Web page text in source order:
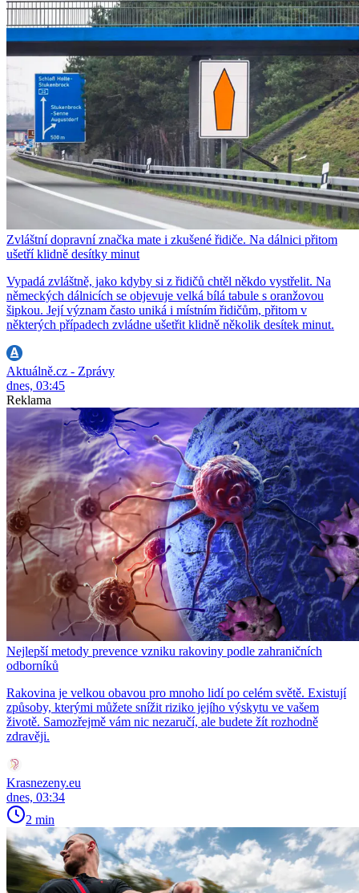
Zvláštní dopravní značka mate i zkušené řidiče. Na dálnici přitom
ušetří klidně desítky minut
Vypadá zvláštně, jako kdyby si z řidičů chtěl někdo vystřelit. Na
německých dálnicích se objevuje velká bílá tabule s oranžovou
šipkou. Její význam často uniká i místním řidičům, přitom v
některých případech zvládne ušetřit klidně několik desítek minut.
Aktuálně.cz - Zprávy
dnes, 03:45
Reklama
Nejlepší metody prevence vzniku rakoviny podle zahraničních
odborníků
Rakovina je velkou obavou pro mnoho lidí po celém světě. Existují
způsoby, kterými můžete snížit riziko jejího výskytu ve vašem
životě. Samozřejmě vám nic nezaručí, ale budete žít rozhodně
zdravěji.
Krasnezeny.eu
dnes, 03:34
2 min